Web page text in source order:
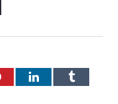
PinterestLinkedInTumblr